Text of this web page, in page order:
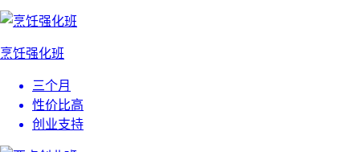
烹饪强化班
三个月
性价比高
创业支持